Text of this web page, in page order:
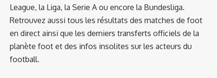
League, la Liga, la Serie A ou encore la Bundesliga.
Retrouvez aussi tous les résultats des matches de foot
en direct ainsi que les derniers transferts officiels de la
planète foot et des infos insolites sur les acteurs du
football.